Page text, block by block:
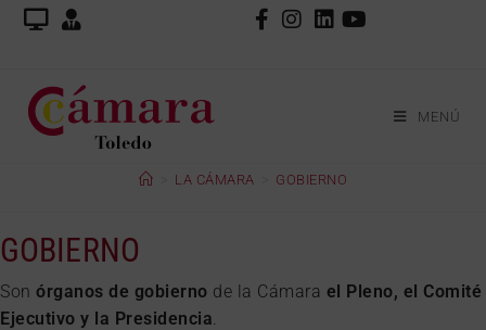
MENÚ
LA CÁMARA GOBIERNO
GOBIERNO
Son órganos de gobierno de la Cámara el Pleno, el Comité
Ejecutivo y la Presidencia.